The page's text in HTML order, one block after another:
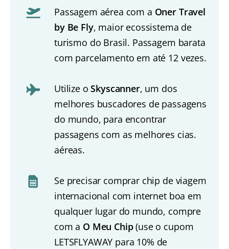
Passagem aérea com a Oner Travel
by Be Fly, maior ecossistema de
turismo do Brasil. Passagem barata
com parcelamento em até 12 vezes.
Utilize oSkyscanner, um dos
melhores buscadores de passagens
do mundo, para encontrar
passagens com as melhores cias.
aéreas.
Se precisar comprar chip de viagem
internacional com internet boa em
qualquer lugar do mundo, compre
com a O Meu Chip(use o cupom
LETSFLYAWAY para 10% de